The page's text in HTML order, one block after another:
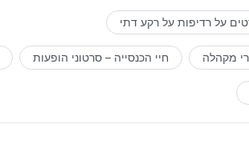
על רדיפות על רקע דתי
מקהלה חיי הכנסייה – סרטוני הופעות